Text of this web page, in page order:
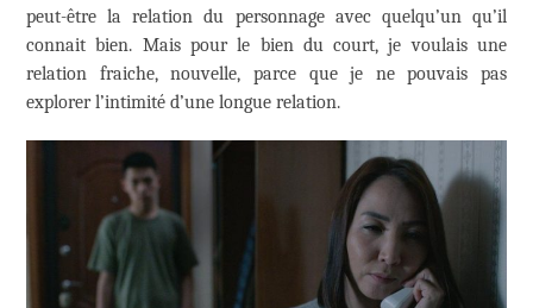
peut-être la relation du personnage avec quelqu’un qu’il
connait bien. Mais pour le bien du court, je voulais une
relation fraiche, nouvelle, parce que je ne pouvais pas
explorer l’intimité d’une longue relation.